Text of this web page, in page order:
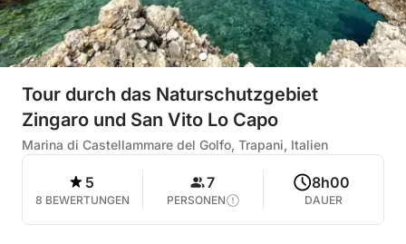
Tour durch das Naturschutzgebiet
Zingaro und San Vito Lo Capo
Marina di Castellammare del Golfo, Trapani, Italien
5
8 BEWERTUNGEN
7
PERSONEN
8h00
DAUER